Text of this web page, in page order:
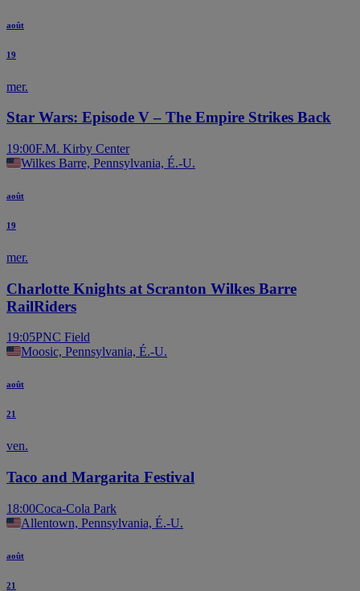
août
19
mer.
Star Wars: Episode V – The Empire Strikes Back
19:00F.M. Kirby Center
Wilkes Barre, Pennsylvania, É.-U.
août
19
mer.
Charlotte Knights at Scranton Wilkes Barre
RailRiders
19:05PNC Field
Moosic, Pennsylvania, É.-U.
août
21
ven.
Taco and Margarita Festival
18:00Coca-Cola Park
Allentown, Pennsylvania, É.-U.
août
21